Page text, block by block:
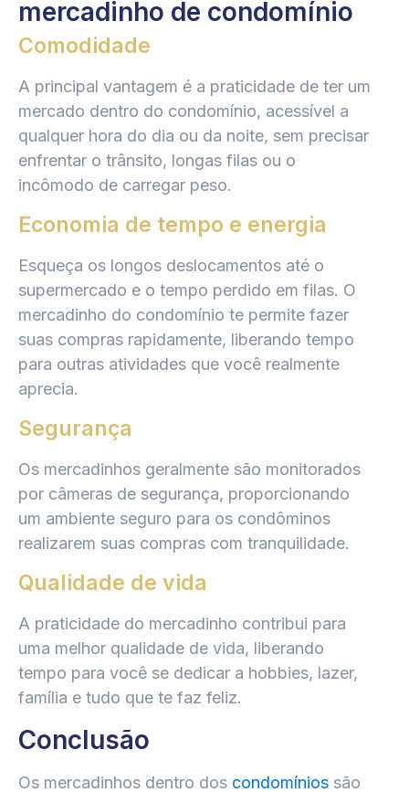
mercadinho de condomínio
Comodidade
A principal vantagem é a praticidade de ter um
mercado dentro do condomínio, acessível a
qualquer hora do dia ou da noite, sem precisar
enfrentar o trânsito, longas filas ou o
incômodo de carregar peso.
Economia de tempo e energia
Esqueça os longos deslocamentos até o
supermercado e o tempo perdido em filas. O
mercadinho do condomínio te permite fazer
suas compras rapidamente, liberando tempo
para outras atividades que você realmente
aprecia.
Segurança
Os mercadinhos geralmente são monitorados
por câmeras de segurança, proporcionando
um ambiente seguro para os condôminos
realizarem suas compras com tranquilidade.
Qualidade de vida
A praticidade do mercadinho contribui para
uma melhor qualidade de vida, liberando
tempo para você se dedicar a hobbies, lazer,
família e tudo que te faz feliz.
Conclusão
Os mercadinhos dentro dos condomínios são